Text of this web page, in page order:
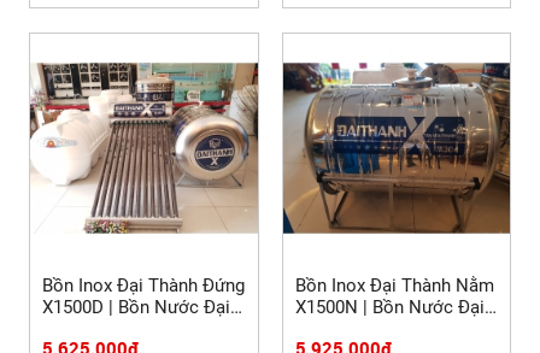
Bồn Inox Đại Thành Đứng
X1500D | Bồn Nước Đại
Bồn Inox Đại Thành Nằm
X1500N | Bồn Nước Đại